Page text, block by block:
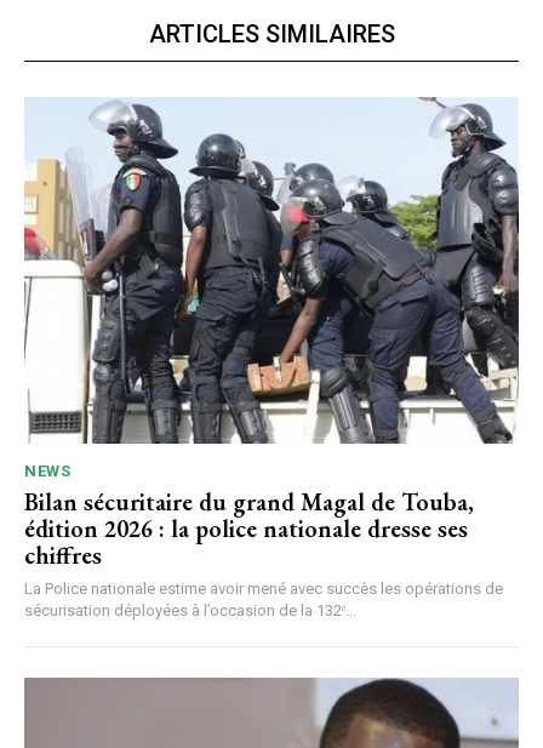
ARTICLES SIMILAIRES
NEWS
Bilan sécuritaire du grand Magal de Touba,
édition 2026 : la police nationale dresse ses
chiffres
La Police nationale estime avoir mené avec succès les opérations de
sécurisation déployées à l’occasion de la 132ᵉ...